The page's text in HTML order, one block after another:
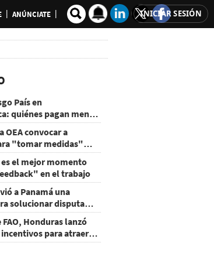
ANÚNCIATE INICIAR SESIÓN
País en
quiénes pagan menos
OEA convocar a
"tomar medidas"
el mejor momento
en el trabajo
a Panamá una
solucionar disputa
FAO, Honduras lanzó
para atraer